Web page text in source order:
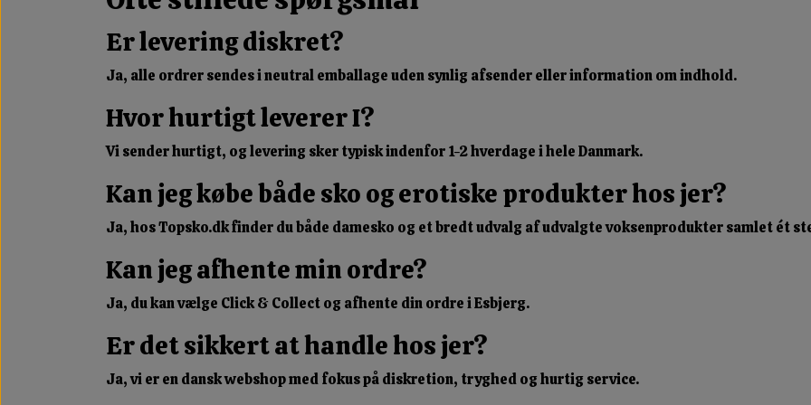
Er levering diskret?
Ja, alle ordrer sendes i neutral emballage uden synlig afsender eller information om indhold.
Hvor hurtigt leverer I?
Vi sender hurtigt, og levering sker typisk indenfor 1-2 hverdage i hele Danmark.
Kan jeg købe både sko og erotiske produkter hos jer?
Ja, hos Topsko.dk finder du både damesko og et bredt udvalg af udvalgte voksenprodukter samlet ét
Kan jeg afhente min ordre?
Ja, du kan vælge Click & Collect og afhente din ordre i Esbjerg.
Er det sikkert at handle hos jer?
Ja, vi er en dansk webshop med fokus på diskretion, tryghed og hurtig service.